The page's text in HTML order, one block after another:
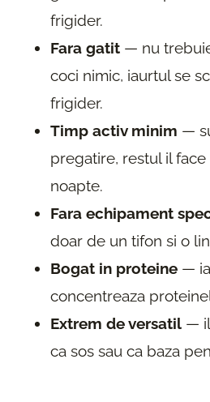
frigider.
Fara gatit — nu
coci nimic, iaurtul se
frigider.
Timp activ minim —
pregatire, restul il
noapte.
Fara echipament
doar de un tifon si o
Bogat in proteine —
concentreaza
Extrem de versatil — il
ca sos sau ca baza